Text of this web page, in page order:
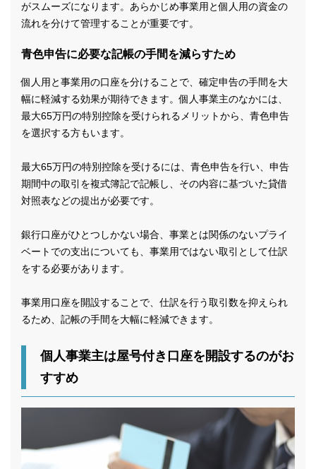
がスムーズになります。あらかじめ事業用と個人用の資金の
流れを分けて管理することが重要です。
青色申告に必要な記帳の手間を減らすため
個人用と事業用の口座を分けることで、確定申告の手間を大
幅に軽減する効果が期待できます。個人事業主のなかには、
最大65万円の特別控除を受けられるメリットから、青色申告
を選択する方もいます。
最大65万円の特別控除を受けるには、青色申告を行い、申告
期間中の取引を複式簿記で記帳し、その内容に基づいた貸借
対照表などの提出が必要です。
銀行口座がひとつしかない場合、事業とは関係のないプライ
ベートでの支出についても、事業用ではない取引として仕訳
をする必要があります。
事業用口座を開設することで、仕訳を行う取引数を抑えられ
るため、記帳の手間を大幅に軽減できます。
個人事業主は屋号付き口座を開設するのがお
すすめ